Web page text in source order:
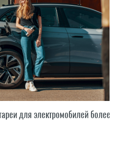
для электромобилей более